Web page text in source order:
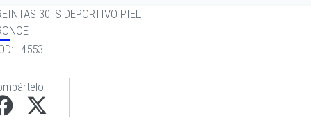
30¨S DEPORTIVO PIEL
L4553